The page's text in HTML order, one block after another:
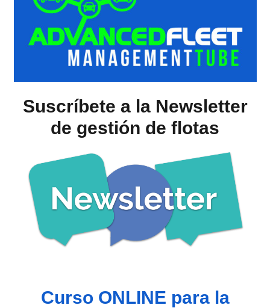
Suscríbete a la Newsletter
de gestión de flotas
Curso ONLINE para la